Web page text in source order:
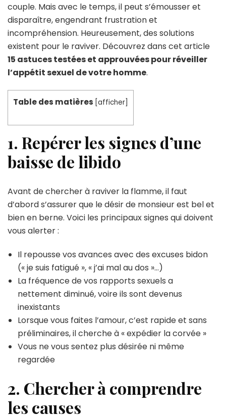
couple. Mais avec le temps, il peut s’émousser et
disparaître, engendrant frustration et
incompréhension. Heureusement, des solutions
existent pour le raviver. Découvrez dans cet article
15 astuces testées et approuvées pour réveiller
l’appétit sexuel de votre homme.
Table des matières [afficher]
1. Repérer les signes d’une
baisse de libido
Avant de chercher à raviver la flamme, il faut
d’abord s’assurer que le désir de monsieur est bel et
bien en berne. Voici les principaux signes qui doivent
vous alerter :
Il repousse vos avances avec des excuses bidon
(« je suis fatigué », « j’ai mal au dos »…)
La fréquence de vos rapports sexuels a
nettement diminué, voire ils sont devenus
inexistants
Lorsque vous faites l’amour, c’est rapide et sans
préliminaires, il cherche à « expédier la corvée »
Vous ne vous sentez plus désirée ni même
regardée
2. Chercher à comprendre
les causes